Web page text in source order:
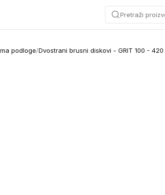
Pretraži
podloge/Dvostrani brusni diskovi - GRIT 100 - 420